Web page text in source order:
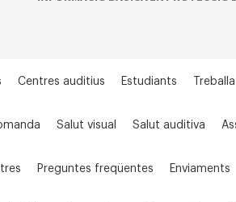
Centres auditius Estudiants
Salut visual Salut auditiva
Preguntes freqüentes Enviaments